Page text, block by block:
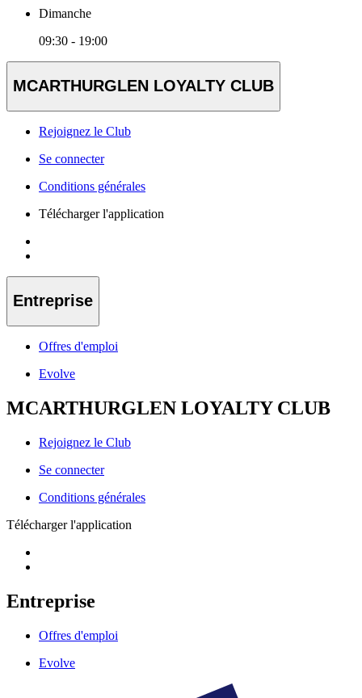
Dimanche
09:30 - 19:00
MCARTHURGLEN LOYALTY CLUB
Rejoignez le Club
Se connecter
Conditions générales
Télécharger l'application
Entreprise
Offres d'emploi
Evolve
MCARTHURGLEN LOYALTY CLUB
Rejoignez le Club
Se connecter
Conditions générales
Télécharger l'application
Entreprise
Offres d'emploi
Evolve